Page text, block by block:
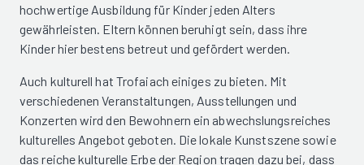
hochwertige Ausbildung für Kinder jeden Alters
gewährleisten. Eltern können beruhigt sein, dass ihre
Kinder hier bestens betreut und gefördert werden.
Auch kulturell hat Trofaiach einiges zu bieten. Mit
verschiedenen Veranstaltungen, Ausstellungen und
Konzerten wird den Bewohnern ein abwechslungsreiches
kulturelles Angebot geboten. Die lokale Kunstszene sowie
das reiche kulturelle Erbe der Region tragen dazu bei, dass